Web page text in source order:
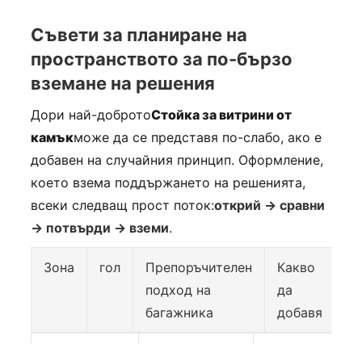
Съвети за планиране на
пространството за по-бързо
вземане на решения
Дори най-добротоСтойка за витрини от
камъкможе да се представя по-слабо, ако е
добавен на случайния принцип. Оформление,
което взема поддържането на решенията,
всеки следващ прост поток:открий → сравни
→ потвърди → вземи.
Зона гол
Препоръчителен
подход на
багажника
Какво
да
добавя